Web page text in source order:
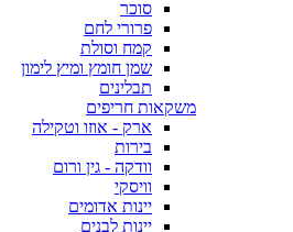
סוכר
פרורי לחם
קמח וסולת
שמן חומץ ומיץ לימון
תבלינים
משקאות חריפים
ארק - אוזו וטקילה
בירות
וודקה - גין ורום
וויסקי
יינות אדומים
יינות לבנים